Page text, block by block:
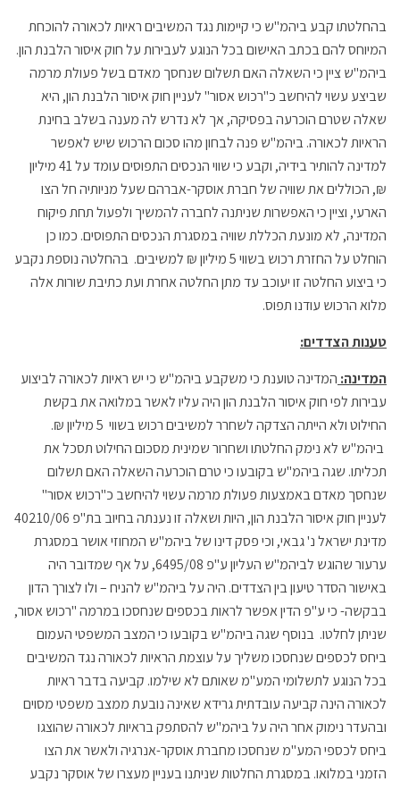
בהחלטתו קבע ביהמ"ש כי קיימות נגד המשיבים ראיות לכאורה להוכחת
המיוחס להם בכתב האישום בכל הנוגע לעבירות על חוק איסור הלבנת הון.
ביהמ"ש ציין כי השאלה האם תשלום שנחסך מאדם בשל פעולת מרמה
שביצע עשוי להיחשב כ"רכוש אסור" לעניין חוק איסור הלבנת הון, היא
שאלה שטרם הוכרעה בפסיקה, אך לא נדרש לה מענה בשלב בחינת
הראיות לכאורה. ביהמ"ש פנה לבחון מהו סכום הרכוש שיש לאפשר
למדינה להותיר בידיה, וקבע כי שווי הנכסים התפוסים עומד על 41 מיליון
₪, הכוללים את שוויה של חברת אוסקר-אברהם שעל מניותיה חל הצו
הארעי, וציין כי האפשרות שניתנה לחברה להמשיך ולפעול תחת פיקוח
המדינה, לא מונעת הכללת שוויה במסגרת הנכסים התפוסים. כמו כן
הוחלט על החזרת רכוש בשווי 5 מיליון ₪ למשיבים. בהחלטה נוספת נקבע
כי ביצוע החלטה זו יעוכב עד מתן החלטה אחרת ועת כתיבת שורות אלה
מלוא הרכוש עודנו תפוס.
טענות הצדדים:
המדינה: המדינה טוענת כי משקבע ביהמ"ש כי יש ראיות לכאורה לביצוע
עבירות לפי חוק איסור הלבנת הון היה עליו לאשר במלואה את בקשת
החילוט ולא הייתה הצדקה לשחרר למשיבים רכוש בשווי 5 מיליון ₪.
ביהמ"ש לא נימק החלטתו ושחרור שמינית מסכום החילוט תסכל את
תכליתו. שגה ביהמ"ש בקובעו כי טרם הוכרעה השאלה האם תשלום
שנחסך מאדם באמצעות פעולת מרמה עשוי להיחשב כ"רכוש אסור"
לעניין חוק איסור הלבנת הון, היות ושאלה זו נענתה בחיוב בת"פ 40210/06
מדינת ישראל נ' גבאי, וכי פסק דינו של ביהמ"ש המחוזי אושר במסגרת
ערעור שהוגש לביהמ"ש העליון ע"פ 6495/08, על אף שמדובר היה
באישור הסדר טיעון בין הצדדים. היה על ביהמ"ש להניח – ולו לצורך הדון
בבקשה- כי ע"פ הדין אפשר לראות בכספים שנחסכו במרמה "רכוש אסור,
שניתן לחלטו. בנוסף שגה ביהמ"ש בקובעו כי המצב המשפטי העמום
ביחס לכספים שנחסכו משליך על עוצמת הראיות לכאורה נגד המשיבים
בכל הנוגע לתשלומי המע"מ שאותם לא שילמו. קביעה בדבר ראיות
לכאורה הינה קביעה עובדתית גרידא שאינה נובעת ממצב משפטי מסוים
ובהעדר נימוק אחר היה על ביהמ"ש להסתפק בראיות לכאורה שהוצגו
ביחס לכספי המע"מ שנחסכו מחברת אוסקר-אנרגיה ולאשר את הצו
הזמני במלואו. במסגרת החלטות שניתנו בעניין מעצרו של אוסקר נקבע